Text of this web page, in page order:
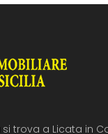
trova a Licata in